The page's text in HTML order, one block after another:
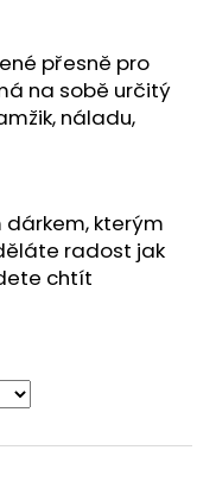
přesně pro
na sobě určitý
náladu,
kterým
radost jak
chtít